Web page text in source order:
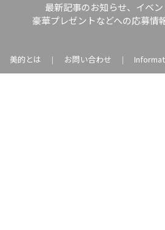
最新記事のお知らせ、イベン
豪華プレゼントなどへの応募情
美的とは ｜ お問い合わせ ｜